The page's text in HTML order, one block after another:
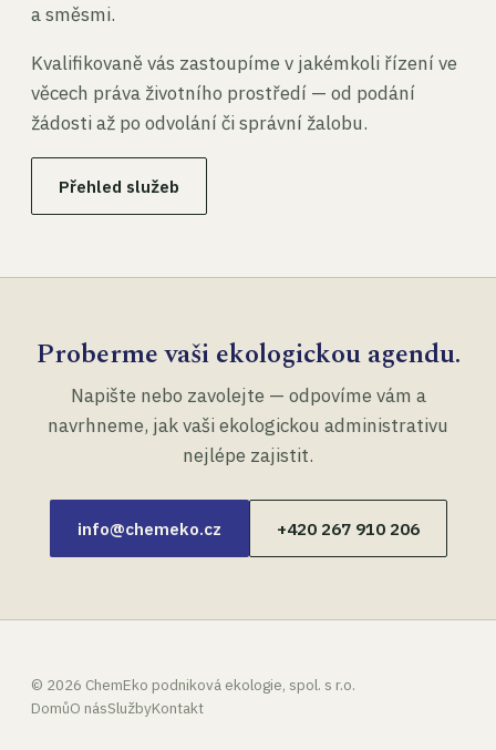
a směsmi.
Kvalifikovaně vás zastoupíme v jakémkoli řízení ve
věcech práva životního prostředí — od podání
žádosti až po odvolání či správní žalobu.
Přehled služeb
Proberme vaši ekologickou agendu.
Napište nebo zavolejte — odpovíme vám a
navrhneme, jak vaši ekologickou administrativu
nejlépe zajistit.
info@chemeko.cz +420 267 910 206
© 2026 ChemEko podniková ekologie, spol. s r.o.
DomůO násSlužbyKontakt